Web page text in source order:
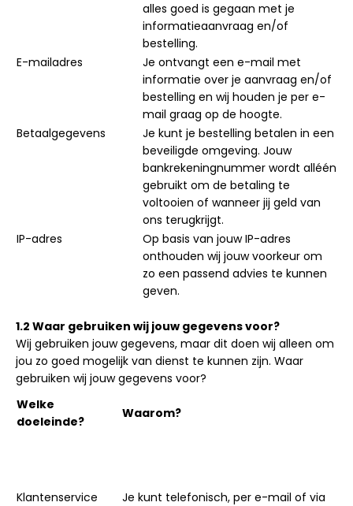
alles goed is gegaan met je
informatieaanvraag en/of
bestelling.
E-mailadres
Je ontvangt een e-mail met
informatie over je aanvraag en/of
bestelling en wij houden je per e-
mail graag op de hoogte.
Betaalgegevens
Je kunt je bestelling betalen in een
beveiligde omgeving. Jouw
bankrekeningnummer wordt alléén
gebruikt om de betaling te
voltooien of wanneer jij geld van
ons terugkrijgt.
IP-adres
Op basis van jouw IP-adres
onthouden wij jouw voorkeur om
zo een passend advies te kunnen
geven.
1.2 Waar gebruiken wij jouw gegevens voor?
Wij gebruiken jouw gegevens, maar dit doen wij alleen om
jou zo goed mogelijk van dienst te kunnen zijn. Waar
gebruiken wij jouw gegevens voor?
Welke
doeleinde?
Waarom?
Klantenservice
Je kunt telefonisch, per e-mail of via